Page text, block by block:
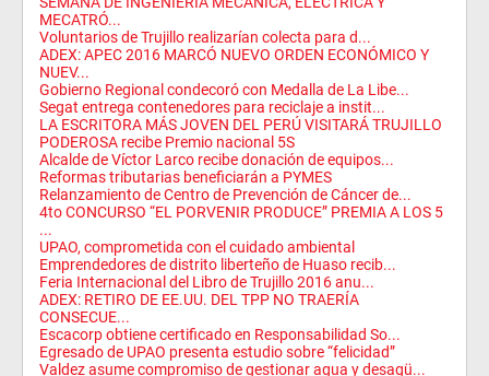
MECATRÓ...
Voluntarios de Trujillo realizarían colecta para d...
ADEX: APEC 2016 MARCÓ NUEVO ORDEN ECONÓMICO Y
NUEV...
Gobierno Regional condecoró con Medalla de La Libe...
Segat entrega contenedores para reciclaje a instit...
LA ESCRITORA MÁS JOVEN DEL PERÚ VISITARÁ TRUJILLO
PODEROSA recibe Premio nacional 5S
Alcalde de Víctor Larco recibe donación de equipos...
Reformas tributarias beneficiarán a PYMES
Relanzamiento de Centro de Prevención de Cáncer de...
4to CONCURSO “EL PORVENIR PRODUCE” PREMIA A LOS 5
...
UPAO, comprometida con el cuidado ambiental
Emprendedores de distrito liberteño de Huaso recib...
Feria Internacional del Libro de Trujillo 2016 anu...
ADEX: RETIRO DE EE.UU. DEL TPP NO TRAERÍA
CONSECUE...
Escacorp obtiene certificado en Responsabilidad So...
Egresado de UPAO presenta estudio sobre “felicidad”
Valdez asume compromiso de gestionar agua y desagü...